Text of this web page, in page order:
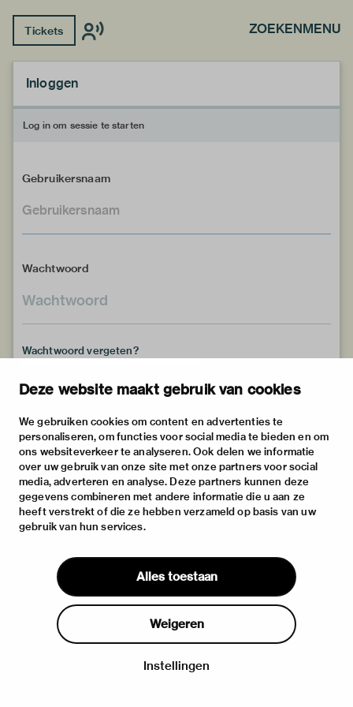
Deze website maakt gebruik van cookies
We gebruiken cookies om content en advertenties te
personaliseren, om functies voor social media te bieden en om
ons websiteverkeer te analyseren. Ook delen we informatie
over uw gebruik van onze site met onze partners voor social
media, adverteren en analyse. Deze partners kunnen deze
gegevens combineren met andere informatie die u aan ze
heeft verstrekt of die ze hebben verzameld op basis van uw
gebruik van hun services.
Alles toestaan
Weigeren
Instellingen
Tickets ZOEKENMENU
Inloggen
Log in om sessie te starten
Gebruikersnaam
Wachtwoord
Wachtwoord vergeten?